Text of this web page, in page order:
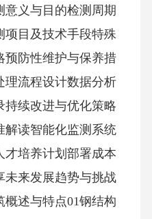
义与目的检测周期
项目及技术手段特殊
预防性维护与保养措
理流程设计数据分析
持续改进与优化策略
解读智能化监测系统
才培养计划部署成本
未来发展趋势与挑战
述与特点01钢结构